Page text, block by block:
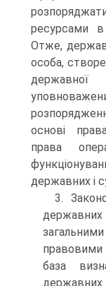
ресурсами в
Отже,
особа,
основі
права
державних і
3.
база